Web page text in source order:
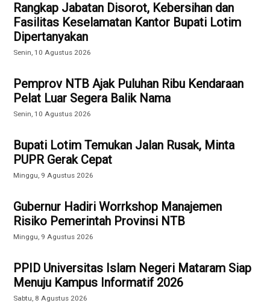
Rangkap Jabatan Disorot, Kebersihan dan
Fasilitas Keselamatan Kantor Bupati Lotim
Dipertanyakan
Senin, 10 Agustus 2026
Pemprov NTB Ajak Puluhan Ribu Kendaraan
Pelat Luar Segera Balik Nama
Senin, 10 Agustus 2026
Bupati Lotim Temukan Jalan Rusak, Minta
PUPR Gerak Cepat
Minggu, 9 Agustus 2026
Gubernur Hadiri Worrkshop Manajemen
Risiko Pemerintah Provinsi NTB
Minggu, 9 Agustus 2026
PPID Universitas Islam Negeri Mataram Siap
Menuju Kampus Informatif 2026
Sabtu, 8 Agustus 2026